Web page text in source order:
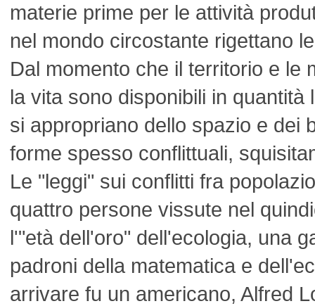
materie prime per le attività
nel mondo circostante rigettano
Dal momento che il territorio e le
la vita sono disponibili in quantità
si appropriano dello spazio e dei
forme spesso conflittuali,
Le "leggi" sui conflitti fra
quattro persone vissute nel
l'"età dell'oro" dell'ecologia, una
padroni della matematica e
arrivare fu un americano, Alfred